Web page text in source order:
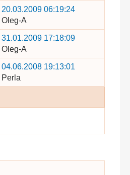
20.03.2009 06:19:24
Oleg-A
31.01.2009 17:18:09
Oleg-A
04.06.2008 19:13:01
Perla